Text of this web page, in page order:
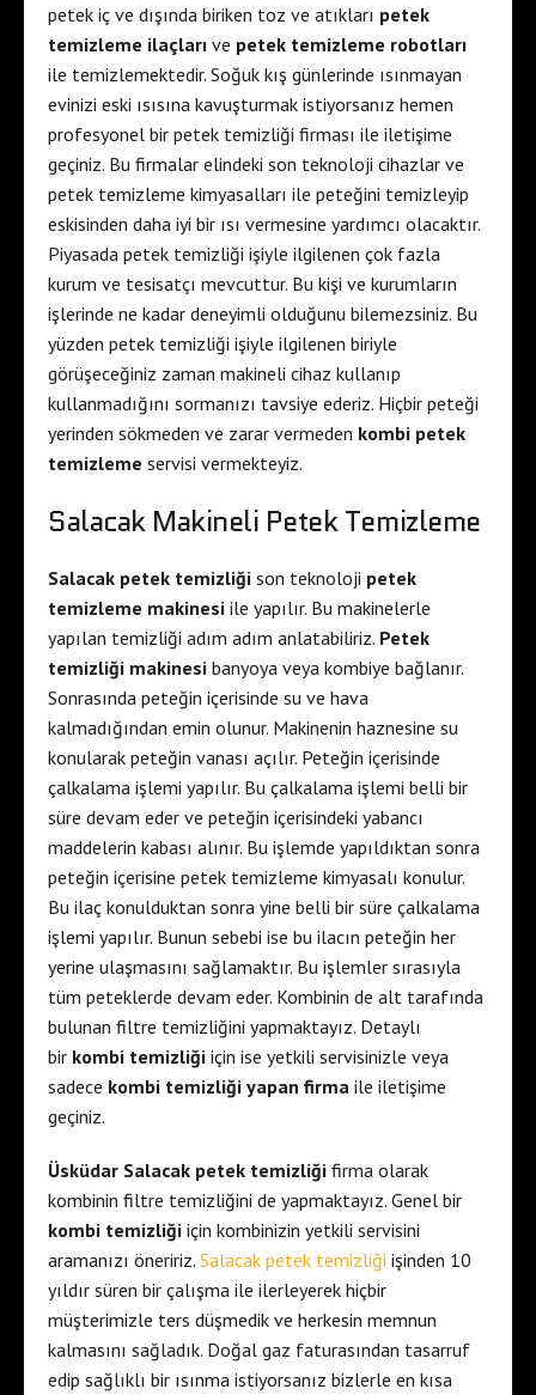
petek iç ve dışında biriken toz ve atıkları petek
temizleme ilaçları ve petek temizleme robotları
ile temizlemektedir. Soğuk kış günlerinde ısınmayan
evinizi eski ısısına kavuşturmak istiyorsanız hemen
profesyonel bir petek temizliği firması ile iletişime
geçiniz. Bu firmalar elindeki son teknoloji cihazlar ve
petek temizleme kimyasalları ile peteğini temizleyip
eskisinden daha iyi bir ısı vermesine yardımcı olacaktır.
Piyasada petek temizliği işiyle ilgilenen çok fazla
kurum ve tesisatçı mevcuttur. Bu kişi ve kurumların
işlerinde ne kadar deneyimli olduğunu bilemezsiniz. Bu
yüzden petek temizliği işiyle ilgilenen biriyle
görüşeceğiniz zaman makineli cihaz kullanıp
kullanmadığını sormanızı tavsiye ederiz. Hiçbir peteği
yerinden sökmeden ve zarar vermeden kombi petek
temizleme servisi vermekteyiz.
Salacak Makineli Petek Temizleme
Salacak petek temizliği son teknoloji petek
temizleme makinesi ile yapılır. Bu makinelerle
yapılan temizliği adım adım anlatabiliriz. Petek
temizliği makinesi banyoya veya kombiye bağlanır.
Sonrasında peteğin içerisinde su ve hava
kalmadığından emin olunur. Makinenin haznesine su
konularak peteğin vanası açılır. Peteğin içerisinde
çalkalama işlemi yapılır. Bu çalkalama işlemi belli bir
süre devam eder ve peteğin içerisindeki yabancı
maddelerin kabası alınır. Bu işlemde yapıldıktan sonra
peteğin içerisine petek temizleme kimyasalı konulur.
Bu ilaç konulduktan sonra yine belli bir süre çalkalama
işlemi yapılır. Bunun sebebi ise bu ilacın peteğin her
yerine ulaşmasını sağlamaktır. Bu işlemler sırasıyla
tüm peteklerde devam eder. Kombinin de alt tarafında
bulunan filtre temizliğini yapmaktayız. Detaylı
bir kombi temizliği için ise yetkili servisinizle veya
sadece kombi temizliği yapan firma ile iletişime
geçiniz.
Üsküdar Salacak petek temizliği firma olarak
kombinin filtre temizliğini de yapmaktayız. Genel bir
kombi temizliği için kombinizin yetkili servisini
aramanızı öneririz. Salacak petek temizliği işinden 10
yıldır süren bir çalışma ile ilerleyerek hiçbir
müşterimizle ters düşmedik ve herkesin memnun
kalmasını sağladık. Doğal gaz faturasından tasarruf
edip sağlıklı bir ısınma istiyorsanız bizlerle en kısa